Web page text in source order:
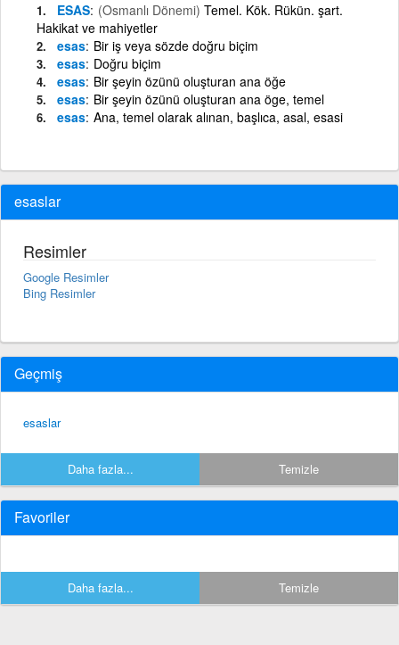
ESAS (Osmanlı Dönemi) Temel. Kök. Rükün. şart.
Hakikat ve mahiyetler
esas Bir iş veya sözde doğru biçim
esas Doğru biçim
esas Bir şeyin özünü oluşturan ana öğe
esas Bir şeyin özünü oluşturan ana öge, temel
esas Ana, temel olarak alınan, başlıca, asal, esasi
esaslar
Resimler
Google Resimler
Bing Resimler
Geçmiş
esaslar
Daha fazla... Temizle
Favoriler
Daha fazla... Temizle